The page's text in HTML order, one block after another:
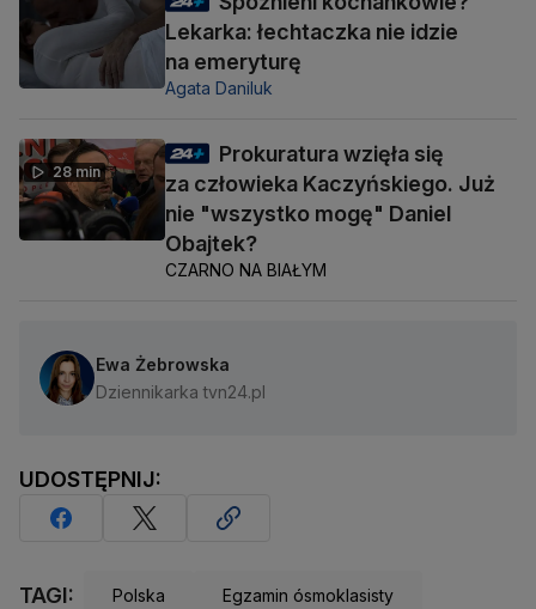
Lekarka: łechtaczka nie idzie
na emeryturę
Agata Daniluk
28 min
Prokuratura wzięła się
za człowieka Kaczyńskiego. Już
nie "wszystko mogę" Daniel
Obajtek?
CZARNO NA BIAŁYM
Ewa Żebrowska
Dziennikarka tvn24.pl
UDOSTĘPNIJ:
TAGI: Polska Egzamin ósmoklasisty